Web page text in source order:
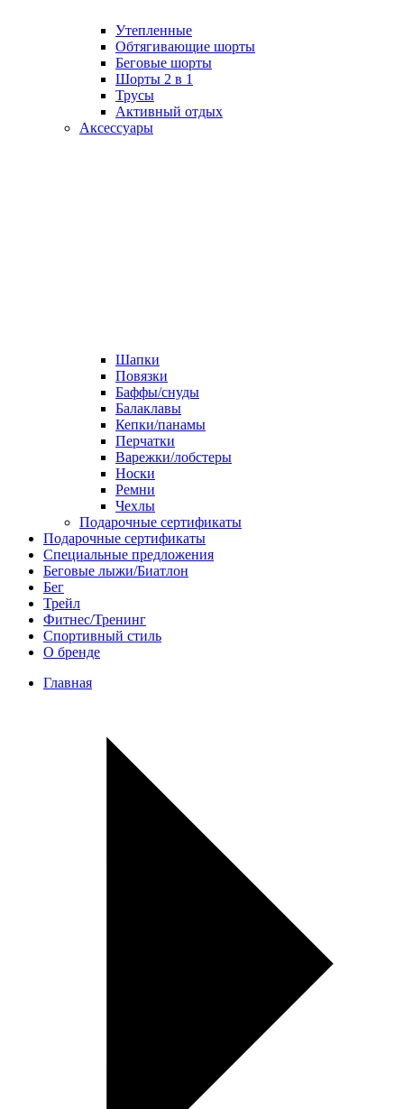
Утепленные
Обтягивающие шорты
Беговые шорты
Шорты 2 в 1
Трусы
Активный отдых
Аксессуары
Шапки
Повязки
Баффы/снуды
Балаклавы
Кепки/панамы
Перчатки
Варежки/лобстеры
Носки
Ремни
Чехлы
Подарочные сертификаты
Подарочные сертификаты
Специальные предложения
Беговые лыжи/Биатлон
Бег
Трейл
Фитнес/Тренинг
Спортивный стиль
О бренде
Главная